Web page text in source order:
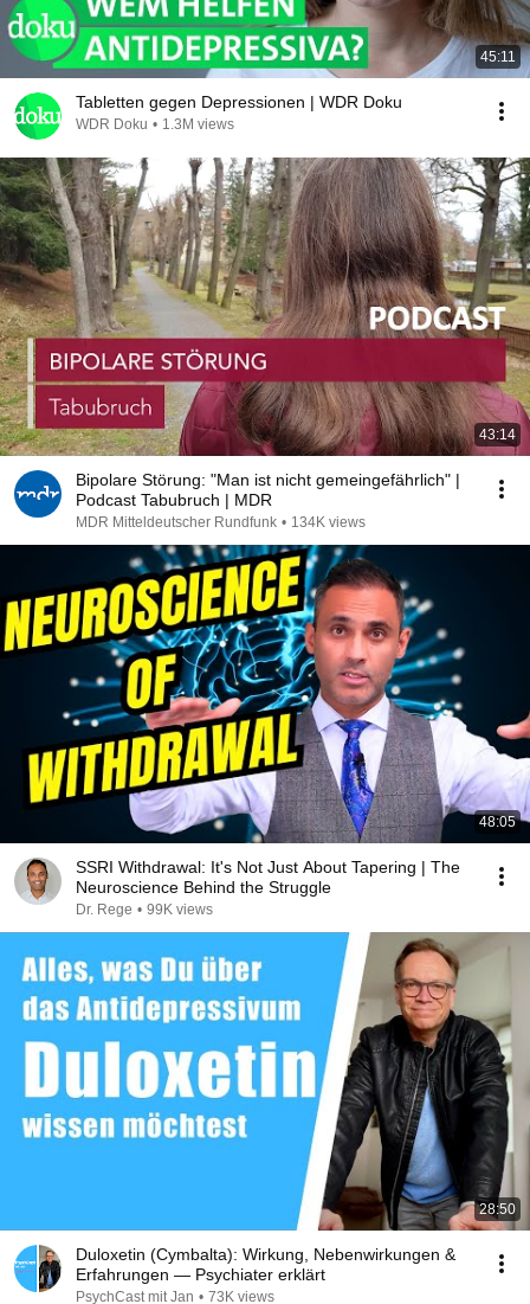
45:11
Tabletten gegen Depressionen | WDR Doku
WDR Doku • 1.3M views
43:14
Bipolare Störung: "Man ist nicht gemeingefährlich" |
Podcast Tabubruch | MDR
MDR Mitteldeutscher Rundfunk • 134K views
48:05
SSRI Withdrawal: It's Not Just About Tapering | The
Neuroscience Behind the Struggle
Dr. Rege • 99K views
28:50
Duloxetin (Cymbalta): Wirkung, Nebenwirkungen &
Erfahrungen — Psychiater erklärt
PsychCast mit Jan • 73K views